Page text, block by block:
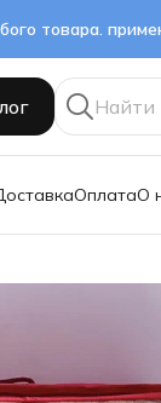
товара.
ОплатаО